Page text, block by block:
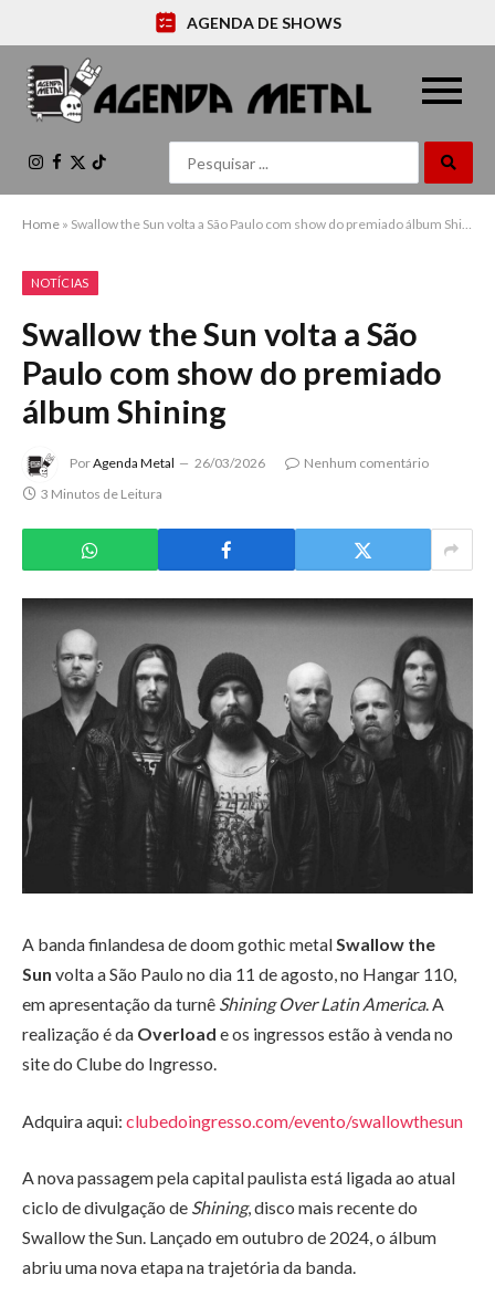
AGENDA DE SHOWS
Instagram
Facebook
X
(Twitter)
TikTok
Home » Swallow the Sun volta a São Paulo com show do premiado álbum Shining
NOTÍCIAS
Swallow the Sun volta a São
Paulo com show do premiado
álbum Shining
PorAgenda Metal 26/03/2026
Nenhum comentário
3 Minutos de Leitura
A banda finlandesa de doom gothic metalSwallow the
Sun volta a São Paulo no dia 11 de agosto, no Hangar 110,
em apresentação da turnê Shining Over Latin America. A
realização é da Overload e os ingressos estão à venda no
site do Clube do Ingresso.
Adquira aqui: clubedoingresso.com/evento/swallowthesun
A nova passagem pela capital paulista está ligada ao atual
ciclo de divulgação de Shining, disco mais recente do
Swallow the Sun. Lançado em outubro de 2024, o álbum
abriu uma nova etapa na trajetória da banda.